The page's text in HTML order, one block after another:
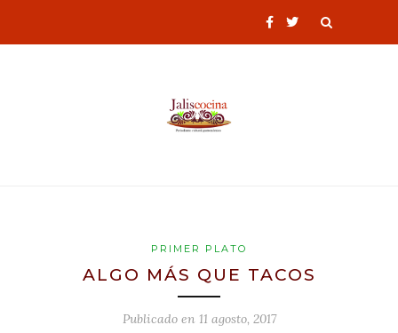
PRIMER PLATO
ALGO MÁS QUE TACOS
Publicado en 11 agosto, 2017